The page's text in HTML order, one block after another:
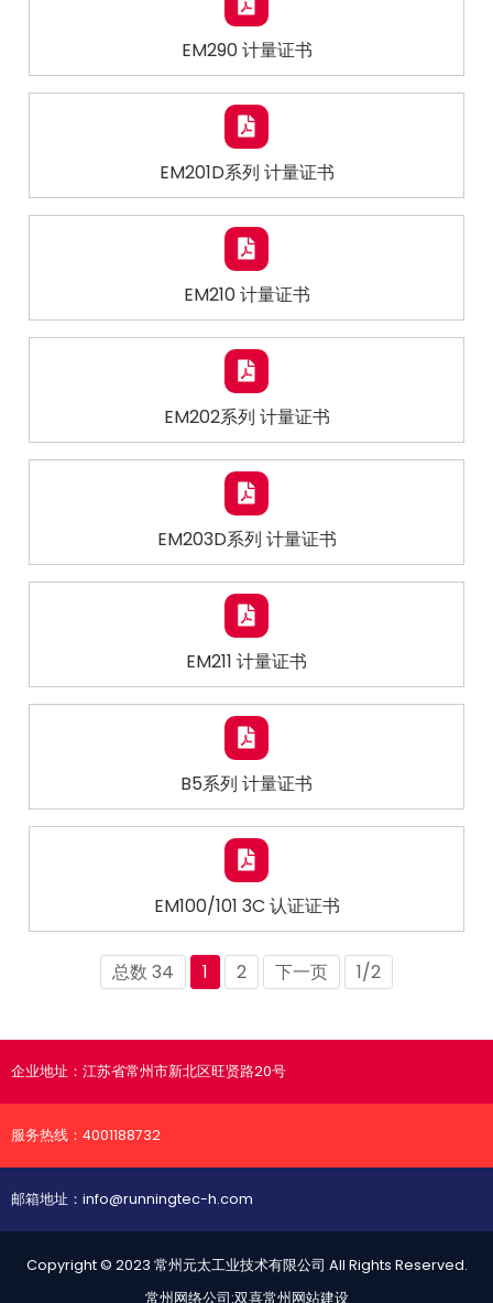
EM290 计量证书
EM201D系列 计量证书
EM210 计量证书
EM202系列 计量证书
EM203D系列 计量证书
EM211 计量证书
B5系列 计量证书
EM100/101 3C 认证证书
总数 34 1 2 下一页 1/2
企业地址： 江苏省常州市新北区旺贤路20号
服务热线： 4001188732
邮箱地址： info@runningtec-h.com
Copyright © 2023 常州元太工业技术有限公司 All Rights Reserved.
常州网络公司:双喜常州网站建设